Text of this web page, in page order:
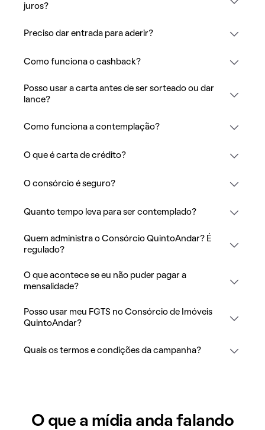
juros?
Preciso dar entrada para aderir?
Como funciona o cashback?
Posso usar a carta antes de ser sorteado ou dar
lance?
Como funciona a contemplação?
O que é carta de crédito?
O consórcio é seguro?
Quanto tempo leva para ser contemplado?
Quem administra o Consórcio QuintoAndar? É
regulado?
O que acontece se eu não puder pagar a
mensalidade?
Posso usar meu FGTS no Consórcio de Imóveis
QuintoAndar?
Quais os termos e condições da campanha?
O que a mídia anda falando